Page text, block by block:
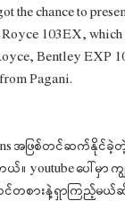
the chance to
103EX,
Bentley EXP
Pagani.
အဖြစ်တင်ဆက်နိုင်ခဲ့တဲ့
ါတယ်။ youtube ပေါ်မှ
င်တစားနဲ့ရှာကြည့်မ